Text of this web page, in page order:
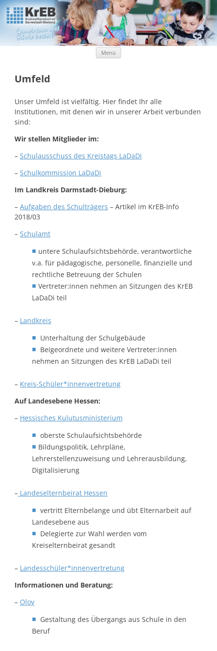
KrEB Darmstadt-Dieburg
Kreiselternbeirat Darmstadt-Dieburg
Menü
Umfeld
Unser Umfeld ist vielfältig. Hier findet Ihr alle
Institutionen, mit denen wir in unserer Arbeit verbunden
sind:
Wir stellen Mitglieder im:
– Schulausschuss des Kreistags LaDaDi
– Schulkommission LaDaDi
Im Landkreis Darmstadt-Dieburg:
– Aufgaben des Schulträgers – Artikel im KrEB-Info
2018/03
– Schulamt
untere Schulaufsichtsbehörde, verantwortliche
v.a. für pädagogische, personelle, finanzielle und
rechtliche Betreuung der Schulen
Vertreter:innen nehmen an Sitzungen des KrEB
LaDaDi teil
– Landkreis
Unterhaltung der Schulgebäude
Beigeordnete und weitere Vertreter:innen
nehmen an Sitzungen des KrEB LaDaDi teil
– Kreis-Schüler*innenvertretung
Auf Landesebene Hessen:
– Hessisches Kulutusministerium
oberste Schulaufsichtsbehörde
Bildungspolitik, Lehrpläne,
Lehrerstellenzuweisung und Lehrerausbildung,
Digitalisierung
– Landeselternbeirat Hessen
vertritt Elternbelange und übt Elternarbeit auf
Landesebene aus
Delegierte zur Wahl werden vom
Kreiselternbeirat gesandt
– Landesschüler*innenvertretung
Informationen und Beratung:
– Olov
Gestaltung des Übergangs aus Schule in den
Beruf